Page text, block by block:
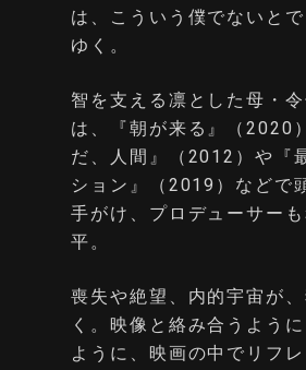
は、こういう僕でないと
ゆく。
智を支える凛とした母・
は、『朝が来る』（2020
だ、人間』（2012）や『
ション』（2019）などで
手がけ、プロデューサー
平。
喪失や絶望、内的宇宙が
く。映像と絡み合うよう
ように、映画の中でリフ